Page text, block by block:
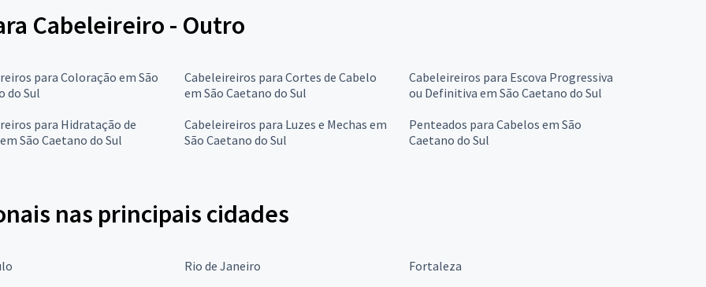
Cabeleireiro - Outro
para Coloração em São
do Sul
Cabeleireiros para Cortes de Cabelo
em São Caetano do Sul
Cabeleireiros para Escova Progressiva
ou Definitiva em São Caetano do Sul
para Hidratação de
São Caetano do Sul
Cabeleireiros para Luzes e Mechas em
São Caetano do Sul
Penteados para Cabelos em São
Caetano do Sul
nas principais cidades
Rio de Janeiro
Fortaleza